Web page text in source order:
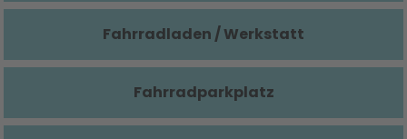
Fahrradladen / Werkstatt
Fahrradparkplatz